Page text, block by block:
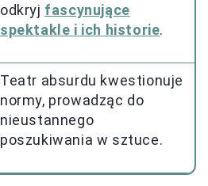
odkryj fascynujące
spektakle i ich historie.
Teatr absurdu kwestionuje
normy, prowadząc do
nieustannego
poszukiwania w sztuce.